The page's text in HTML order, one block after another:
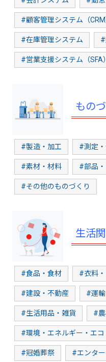
#顧客管理システム（CRM
#在庫管理システム
#営業支援システム（SFA）
もの
#製造・加工 #測定
#素材・材料 #部品
#その他のものづくり
生活
#食品・食材 #衣料
#建設・不動産 #運
#生活用品・雑貨 #
#環境・エネルギー・エコ
#冠婚葬祭 #エンタ